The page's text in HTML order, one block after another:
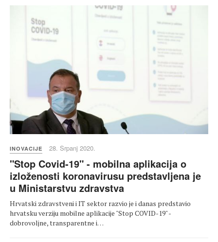
INOVACIJE 28. Srpanj 2020.
"Stop Covid-19" - mobilna aplikacija o
izloženosti koronavirusu predstavljena je
u Ministarstvu zdravstva
Hrvatski zdravstveni i IT sektor razvio je i danas predstavio
hrvatsku verziju mobilne aplikacije "Stop COVID-19" -
dobrovoljne, transparentne i…